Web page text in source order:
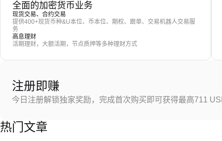
全面的加密货币业务
现货交易、合约交易
提供400+现货币种&U本位、币本位、期权、跟单、交易机器人交易服
务
高息理财
活期理财，大额活期，节点质押等多种理财方式
注册即赚
今日注册解锁独家奖励，完成首次购买即可获得最高711
热门文章